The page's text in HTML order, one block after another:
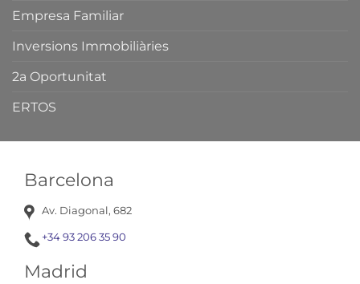
Barcelona
Av. Diagonal, 682
+34 93 206 35 90
Madrid
Empresa Familiar
Inversions Immobiliàries
2a Oportunitat
ERTOS